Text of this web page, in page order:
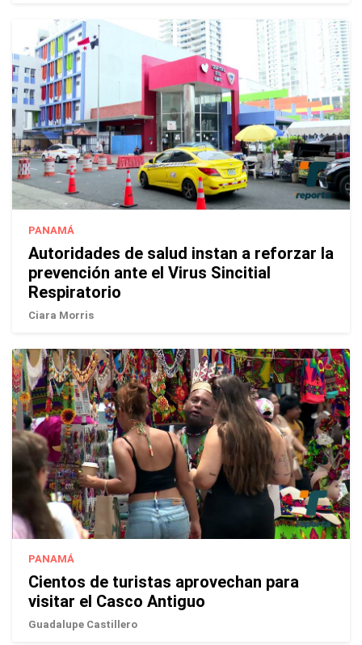
PANAMÁ
Autoridades de salud instan a reforzar la
prevención ante el Virus Sincitial
Respiratorio
Ciara Morris
PANAMÁ
Cientos de turistas aprovechan para
visitar el Casco Antiguo
Guadalupe Castillero